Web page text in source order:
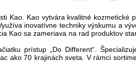
Kao. Kao vytvára kvalitné
inovatívne techniky výskumu a
Kao sa zameriava na rad produktov
prístup „Do Different“.
ako 70 krajinách sveta.
V rámci